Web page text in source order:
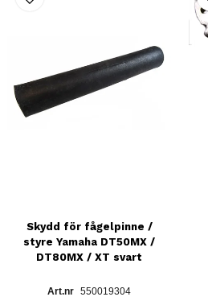
Skydd för fågelpinne /
styre Yamaha DT50MX /
DT80MX / XT svart
550019304